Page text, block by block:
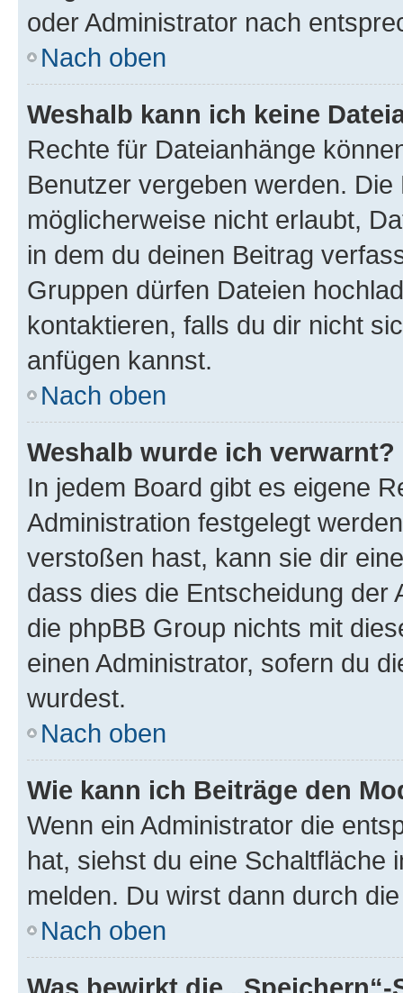
oder Administrator nach
Nach oben
Weshalb kann ich keine
Rechte für Dateianhänge
Benutzer vergeben werden.
möglicherweise nicht erlaubt,
in dem du deinen Beitrag
Gruppen dürfen Dateien
kontaktieren, falls du dir nicht
anfügen kannst.
Nach oben
Weshalb wurde ich verwarnt?
In jedem Board gibt es eigene
Administration festgelegt
verstoßen hast, kann sie dir
dass dies die Entscheidung der
die phpBB Group nichts mit
einen Administrator, sofern du
wurdest.
Nach oben
Wie kann ich Beiträge den
Wenn ein Administrator die
hat, siehst du eine Schaltfläche
melden. Du wirst dann durch
Nach oben
Was bewirkt die